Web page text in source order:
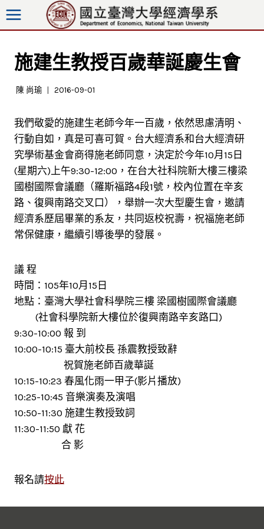
跳
至
施建生教授百歲華誕慶生會
陳 尚瑜 2016-09-01
我們敬愛的施建生老師今年一百歲，依然思慮清明、
行動自如，真是可喜可賀。台大經濟系和台大經濟研
究學術基金會商得施老師同意，決定於今年10月15日
(星期六)上午9:30-12:00，在台大社科院新大樓三樓梁
國樹國際會議廳（羅斯福路4段1號，校內位置在辛亥
路、復興南路交叉口），舉辦一次大型慶生會，邀請
經濟系歷屆畢業的系友，共同返校祝壽，祝福施老師
常保健康，繼續引導後學的發展。
議 程
時間：105年10月15日
地點：臺灣大學社會科學院三樓 梁國樹國際會議廳
(社會科學院新大樓位於復興南路辛亥路口)
9:30-10:00 報 到
10:00-10:15 臺大前校長 孫震教授致辭
祝賀施老師百歲華誕
10:15-10:23 春風化雨一甲子(影片播放)
10:25-10:45 音樂演奏及演唱
10:50-11:30 施建生教授致詞
11:30-11:50 獻 花
合 影
報名請按此